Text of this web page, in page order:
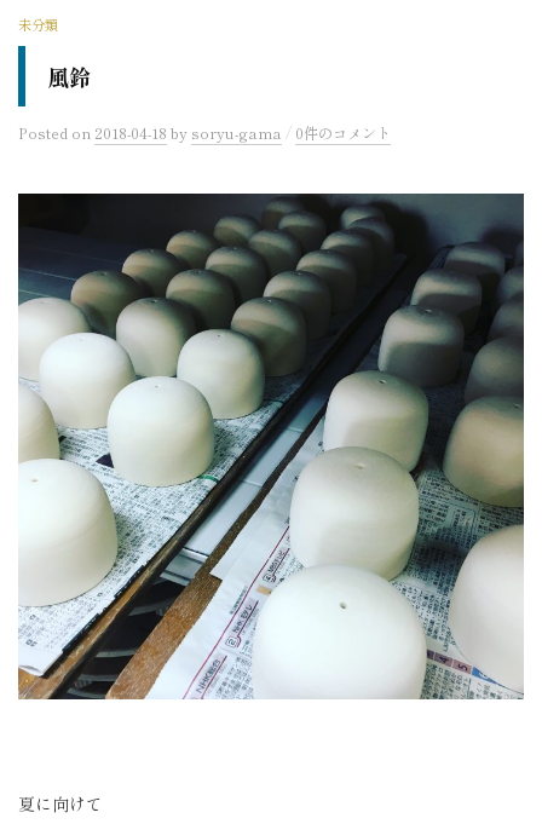
未分類
風鈴
Posted on 2018-04-18 by soryu-gama / 0件のコメント
夏に向けて